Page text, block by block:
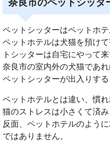
奈良市のペットシッタ
ペットシッターはペットホ
ペットホテルは犬猫を預け
トシッターは自宅にやって
奈良市の室内外の犬猫であ
ペットシッターが出入りする
ペットホテルとは違い、慣
猫のストレスは小さくて済み
反面、ペットホテルのよう
ではありません。